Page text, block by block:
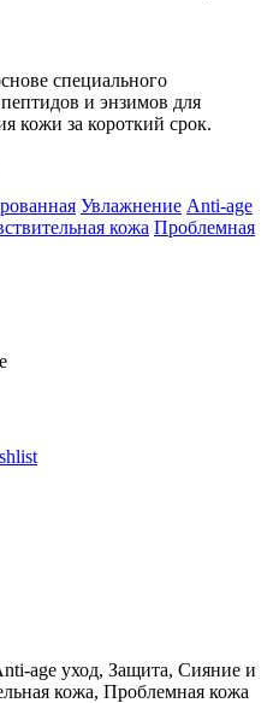
специального
и энзимов для
кожи за короткий срок.
Увлажнение Anti-age
кожа Проблемная
age уход, Защита, Сияние и
кожа, Проблемная кожа